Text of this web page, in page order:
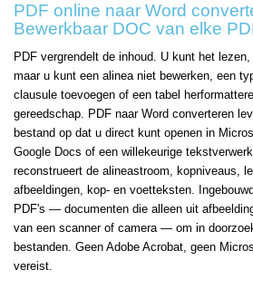
PDF online naar Word
Bewerkbaar DOC van elke
PDF vergrendelt de inhoud. U kunt het
maar u kunt een alinea niet bewerken, een
clausule toevoegen of een tabel
gereedschap. PDF naar Word converteren
bestand op dat u direct kunt openen in
Google Docs of een willekeurige
reconstrueert de alineastroom, kopniveaus,
afbeeldingen, kop- en voetteksten.
PDF's — documenten die alleen uit
van een scanner of camera — om in
bestanden. Geen Adobe Acrobat, geen
vereist.